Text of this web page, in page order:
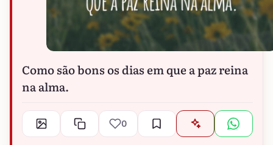
Como são bons os dias em que a paz reina
na alma.
0